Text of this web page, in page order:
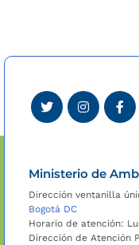
Ministerio de
Dirección ventanilla
Bogotá DC
Horario de atención:
Dirección de Atención